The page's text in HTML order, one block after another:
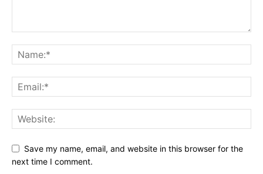
Save my name, email, and website in this browser for the
next time I comment.